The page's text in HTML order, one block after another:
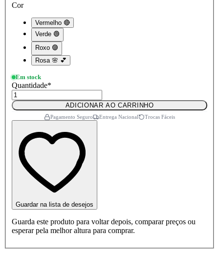
Cor
Vermelho 🔴
Verde 🟢
Roxo 🟣
Rosa 🌸 💕
Em stock
Quantidade*
ADICIONAR AO CARRINHO
Pagamento Seguro Entrega Nacional Trocas Fáceis
Guardar na lista de desejos
Guarda este produto para voltar depois, comparar preços ou
esperar pela melhor altura para comprar.